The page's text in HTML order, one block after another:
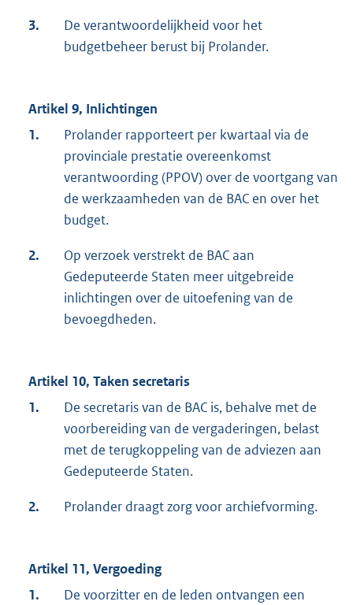
3.
De verantwoordelijkheid voor het
budgetbeheer berust bij Prolander.
Artikel 9, Inlichtingen
1.
Prolander rapporteert per kwartaal via de
provinciale prestatie overeenkomst
verantwoording (PPOV) over de voortgang van
de werkzaamheden van de BAC en over het
budget.
2.
Op verzoek verstrekt de BAC aan
Gedeputeerde Staten meer uitgebreide
inlichtingen over de uitoefening van de
bevoegdheden.
Artikel 10, Taken secretaris
1.
De secretaris van de BAC is, behalve met de
voorbereiding van de vergaderingen, belast
met de terugkoppeling van de adviezen aan
Gedeputeerde Staten.
2. Prolander draagt zorg voor archiefvorming.
Artikel 11, Vergoeding
1.
De voorzitter en de leden ontvangen een